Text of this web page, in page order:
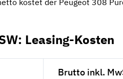
Leasing-Kosten
Brutto inkl.